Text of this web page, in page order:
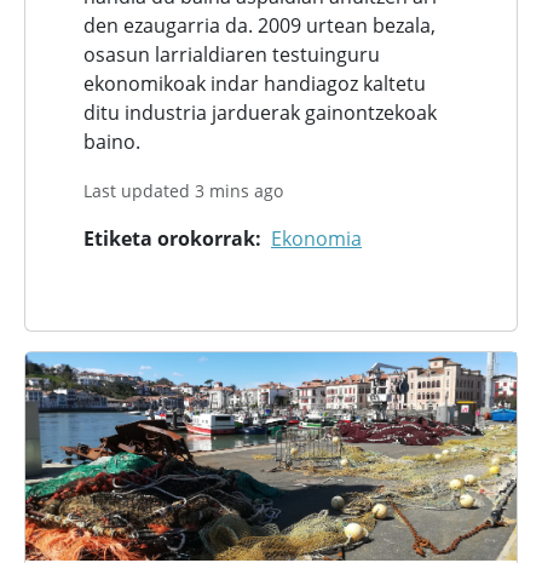
den ezaugarria da. 2009 urtean bezala,
osasun larrialdiaren testuinguru
ekonomikoak indar handiagoz kaltetu
ditu industria jarduerak gainontzekoak
baino.
Last updated 3 mins ago
Etiketa orokorrak Ekonomia